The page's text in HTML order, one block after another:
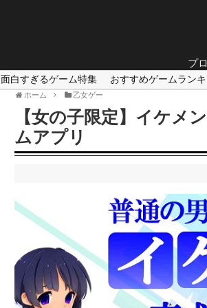
プ
面白すぎるゲーム特集 おすすめゲームラン
ホーム 乙女ゲー
【女の子限定】イケメ
ムアプリ